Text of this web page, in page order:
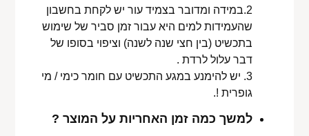
2.במידה ומדובר בצמיד עור יש לקחת בחשבון
שהעמידות למים היא עבור זמן סביר של שימוש
בתכשיט (בין חצי שנה לשנה) וציפוי בסופו של
דבר עלול לרדת .
3. יש להימנע במגע התכשיט עם חומר כימי / מי
גופרית !.
למשך כמה זמן האחריות על המוצר ?